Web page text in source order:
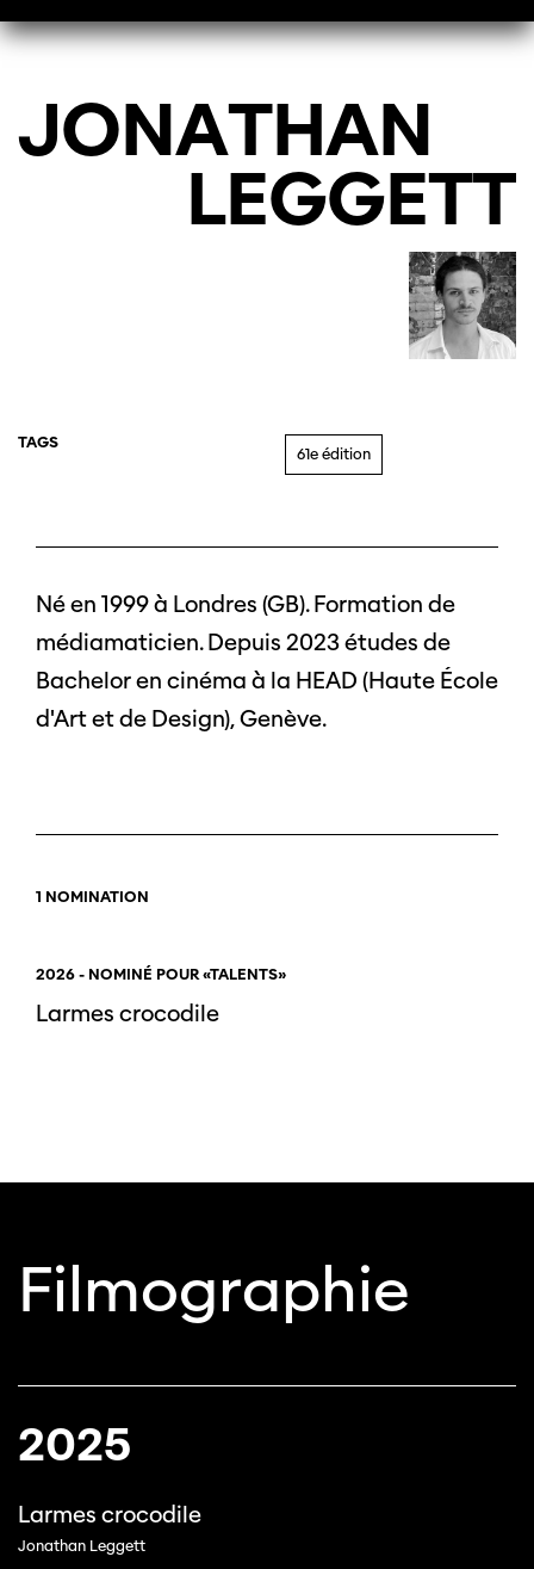
JONATHAN
LEGGETT
TAGS
61e édition
Né en 1999 à Londres (GB). Formation de
médiamaticien. Depuis 2023 études de
Bachelor en cinéma à la HEAD (Haute École
d'Art et de Design), Genève.
1 NOMINATION
2026 - NOMINÉ POUR «TALENTS»
Larmes crocodile
Filmographie
2025
Larmes crocodile
Jonathan Leggett